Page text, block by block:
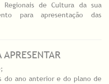
de Cultura da sua
para apresentação das
APRESENTAR
do ano anterior e do plano de